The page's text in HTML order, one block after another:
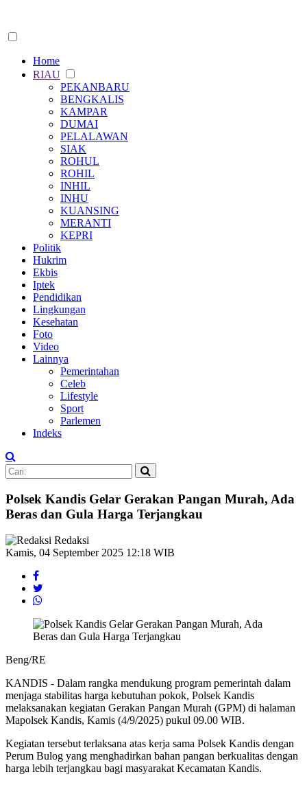
Home
RIAU
PEKANBARU
BENGKALIS
KAMPAR
DUMAI
PELALAWAN
SIAK
ROHUL
ROHIL
INHIL
INHU
KUANSING
MERANTI
KEPRI
Politik
Hukrim
Ekbis
Iptek
Pendidikan
Lingkungan
Kesehatan
Foto
Video
Lainnya
Pemerintahan
Celeb
Lifestyle
Sport
Parlemen
Indeks
Polsek Kandis Gelar Gerakan Pangan Murah, Ada
Beras dan Gula Harga Terjangkau
Redaksi
Kamis, 04 September 2025 12:18 WIB
Beng/RE
KANDIS - Dalam rangka mendukung program pemerintah dalam
menjaga stabilitas harga kebutuhan pokok, Polsek Kandis
melaksanakan kegiatan Gerakan Pangan Murah (GPM) di halaman
Mapolsek Kandis, Kamis (4/9/2025) pukul 09.00 WIB.
Kegiatan tersebut terlaksana atas kerja sama Polsek Kandis dengan
Perum Bulog yang menghadirkan bahan pangan berkualitas dengan
harga lebih terjangkau bagi masyarakat Kecamatan Kandis.